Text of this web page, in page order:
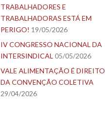
TRABALHADORES E
TRABALHADORAS ESTÁ EM
PERIGO! 19/05/2026
IV CONGRESSO NACIONAL DA
INTERSINDICAL 05/05/2026
VALE ALIMENTAÇÃO É DIREITO
DA CONVENÇÃO COLETIVA
29/04/2026